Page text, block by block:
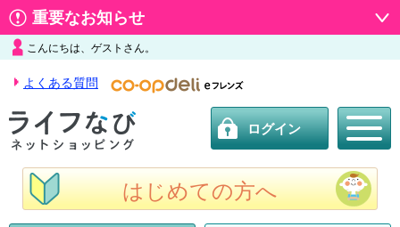
重要なお知らせ
こんにちは、ゲストさん。
よくある質問
ログイン
はじめての方へ